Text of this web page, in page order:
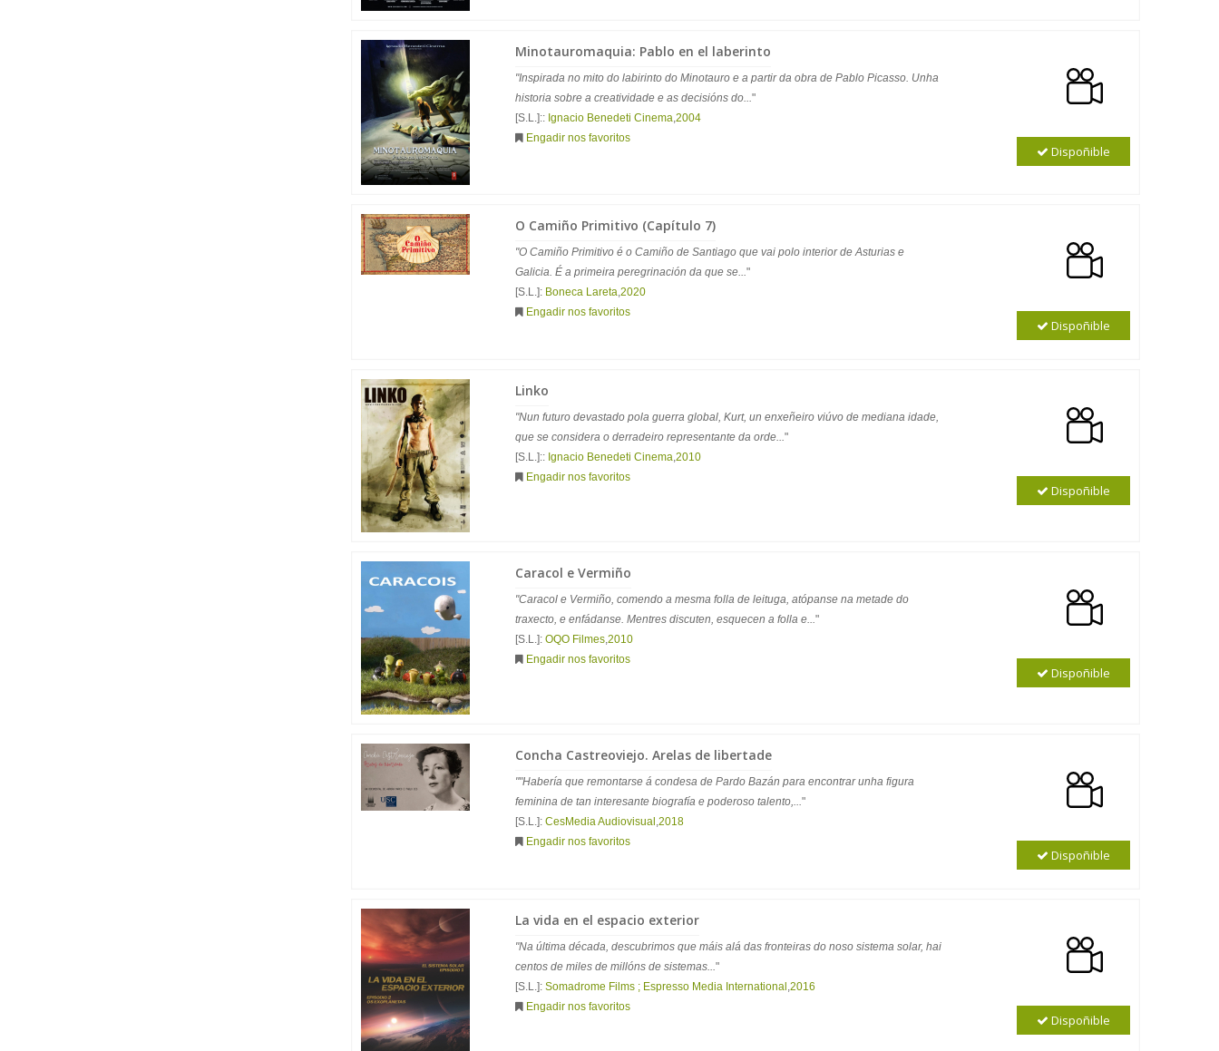
Minotauromaquia: Pablo en el laberinto
"Inspirada no mito do labirinto do Minotauro e a partir da obra de Pablo Picasso. Unha
historia sobre a creatividade e as decisións do..."
[S.L.]:: Ignacio Benedeti Cinema,2004
Engadir nos favoritos
Dispoñible
O Camiño Primitivo (Capítulo 7)
"O Camiño Primitivo é o Camiño de Santiago que vai polo interior de Asturias e
Galicia. É a primeira peregrinación da que se..."
[S.L.]: Boneca Lareta,2020
Engadir nos favoritos
Dispoñible
Linko
"Nun futuro devastado pola guerra global, Kurt, un enxeñeiro viúvo de mediana idade,
que se considera o derradeiro representante da orde..."
[S.L.]:: Ignacio Benedeti Cinema,2010
Engadir nos favoritos
Dispoñible
Caracol e Vermiño
"Caracol e Vermiño, comendo a mesma folla de leituga, atópanse na metade do
traxecto, e enfádanse. Mentres discuten, esquecen a folla e..."
[S.L.]: OQO Filmes,2010
Engadir nos favoritos
Dispoñible
Concha Castreoviejo. Arelas de libertade
""Habería que remontarse á condesa de Pardo Bazán para encontrar unha figura
feminina de tan interesante biografía e poderoso talento,..."
[S.L.]: CesMedia Audiovisual ,2018
Engadir nos favoritos
Dispoñible
La vida en el espacio exterior
"Na última década, descubrimos que máis alá das fronteiras do noso sistema solar, hai
centos de miles de millóns de sistemas..."
[S.L.]: Somadrome Films ; Espresso Media International ,2016
Engadir nos favoritos
Dispoñible